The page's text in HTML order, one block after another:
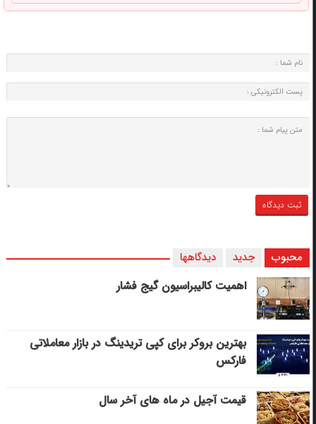
محبوب جدید دیدگاهها
اهمیت کالیبراسیون گیج فشار
بهترین بروکر برای کپی‌ تریدینگ در بازار معاملاتی
فارکس
قیمت آجیل در ماه های آخر سال